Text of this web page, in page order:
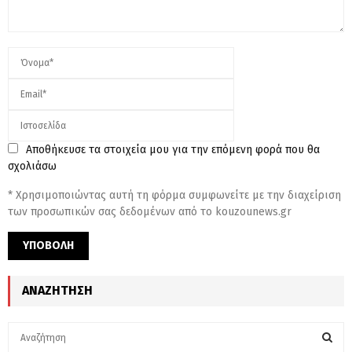
Αποθήκευσε τα στοιχεία μου για την επόμενη φορά που θα
σχολιάσω
* Χρησιμοποιώντας αυτή τη φόρμα συμφωνείτε με την διαχείριση
των προσωπικών σας δεδομένων από το kouzounews.gr
ΑΝΑΖΉΤΗΣΗ